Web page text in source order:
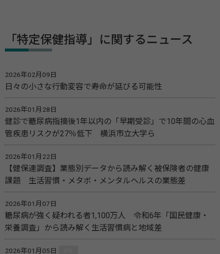
「特定保健指導」に関するニュース
2026年02月09日
日々の小さな行動変容で寿命が延びる可能性
2026年01月28日
健診で糖尿病指摘後1年以内の「早期受診」で10年間の心血
管疾患リスクが27％低下 横浜市立大学ら
2026年01月22日
【健保連調査】業態別データから読み解く被保険者の健康
課題 生活習慣・メタボ・メンタルヘルスの業態差
2026年01月07日
糖尿病が強く疑われる者1,100万人 令和6年「国民健康・
栄養調査」から読み解く生活習慣病と地域差
2026年01月05日